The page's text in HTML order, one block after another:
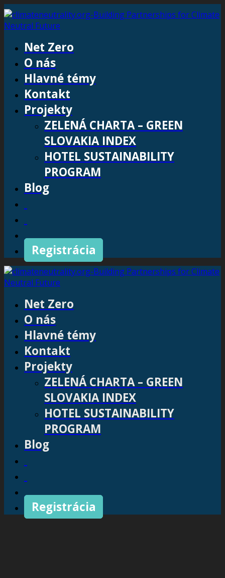
Net Zero
O nás
Hlavné témy
Kontakt
Projekty
ZELENÁ CHARTA – GREEN
SLOVAKIA INDEX
HOTEL SUSTAINABILITY
PROGRAM
Blog
Registrácia
Net Zero
O nás
Hlavné témy
Kontakt
Projekty
ZELENÁ CHARTA – GREEN
SLOVAKIA INDEX
HOTEL SUSTAINABILITY
PROGRAM
Blog
Registrácia